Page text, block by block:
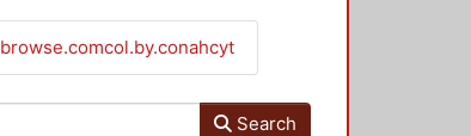
browse.comcol.by.conahcyt
Search